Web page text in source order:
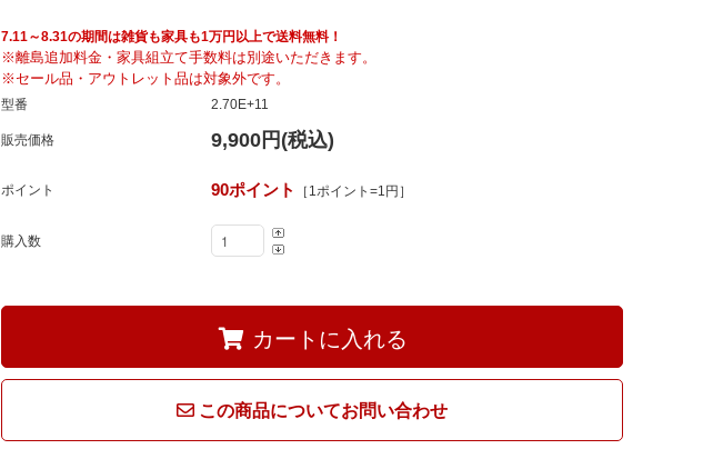
7.11～8.31の期間は雑貨も家具も1万円以上で送料無料！
※離島追加料金・家具組立て手数料は別途いただきます。
※セール品・アウトレット品は対象外です。
型番 2.70E+11
販売価格 9,900円(税込)
ポイント 90ポイント ［1ポイント=1円］
購入数
カートに入れる
この商品についてお問い合わせ